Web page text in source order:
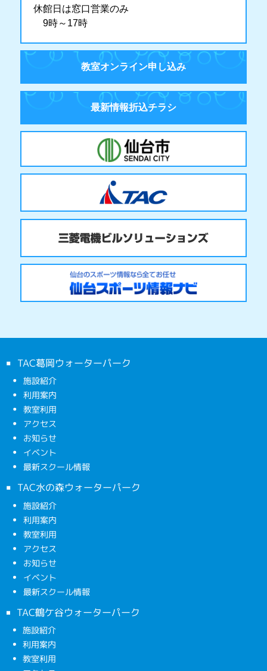
休館日は窓口営業のみ
9時～17時
教室オンライン申し込み
最新情報折込チラシ
TAC葛岡ウォーターパーク
施設紹介
利用案内
教室利用
アクセス
お知らせ
イベント
最新スクール情報
TAC水の森ウォーターパーク
施設紹介
利用案内
教室利用
アクセス
お知らせ
イベント
最新スクール情報
TAC鶴ケ谷ウォーターパーク
施設紹介
利用案内
教室利用